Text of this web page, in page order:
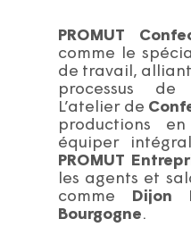
PROMUT
comme le
de travail,
processus de
L’atelier de
productions
équiper
PROMUT
les agents et
comme Dijon
Bourgogne.